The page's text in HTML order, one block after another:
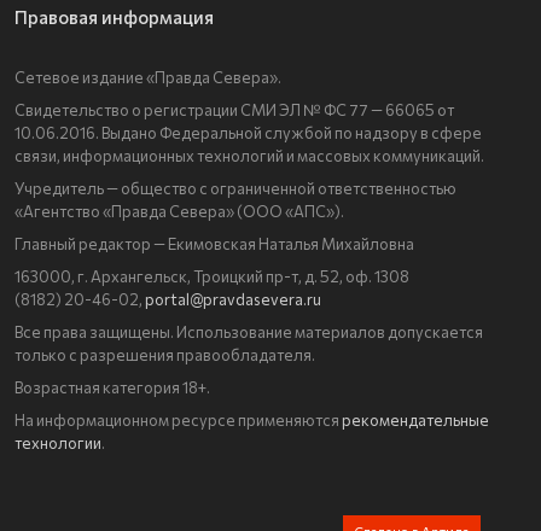
Правовая информация
Сетевое издание «Правда Севера».
Свидетельство о регистрации СМИ ЭЛ № ФС 77 — 66065 от
10.06.2016. Выдано Федеральной службой по надзору в сфере
связи, информационных технологий и массовых коммуникаций.
Учредитель — общество с ограниченной ответственностью
«Агентство «Правда Севера» (ООО «АПС»).
Главный редактор — Екимовская Наталья Михайловна
163000, г. Архангельск, Троицкий пр-т, д. 52, оф. 1308
(8182) 20-46-02, portal@pravdasevera.ru
Все права защищены. Использование материалов допускается
только с разрешения правообладателя.
Возрастная категория 18+.
На информационном ресурсе применяются рекомендательные
технологии.